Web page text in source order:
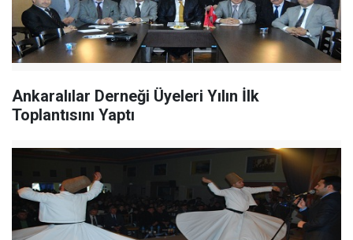
Ankaralılar Derneği Üyeleri Yılın İlk
Toplantısını Yaptı